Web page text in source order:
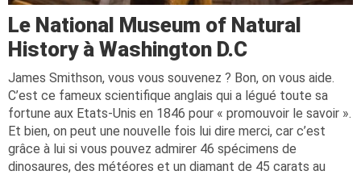
Le National Museum of Natural
History à Washington D.C
James Smithson, vous vous souvenez ? Bon, on vous aide.
C’est ce fameux scientifique anglais qui a légué toute sa
fortune aux Etats-Unis en 1846 pour « promouvoir le savoir ».
Et bien, on peut une nouvelle fois lui dire merci, car c’est
grâce à lui si vous pouvez admirer 46 spécimens de
dinosaures, des météores et un diamant de 45 carats au